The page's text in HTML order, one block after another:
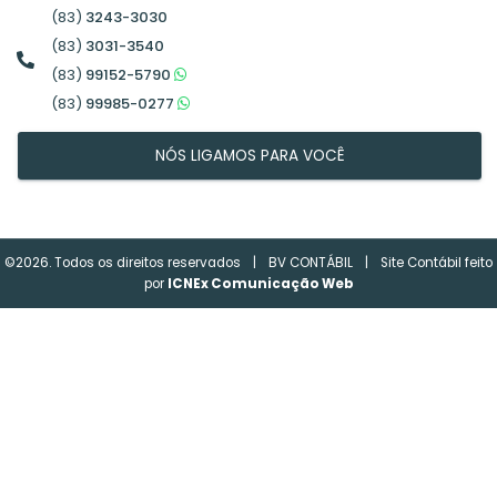
(83) 3243-3030
(83) 3031-3540
(83) 99152-5790
(83) 99985-0277
NÓS LIGAMOS PARA VOCÊ
©2026. Todos os direitos reservados BV CONTÁBIL
Site Contábil feito
por ICNEx Comunicação Web